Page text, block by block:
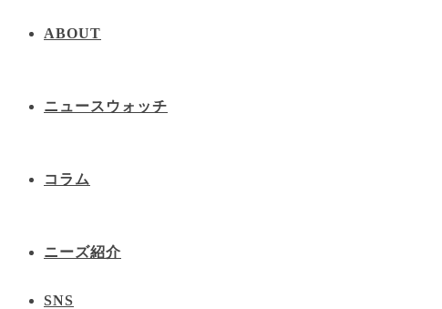
ABOUT
ニュースウォッチ
コラム
ニーズ紹介
SNS